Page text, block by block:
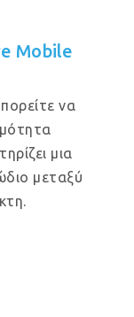
Mobile
να
μια
μεταξύ